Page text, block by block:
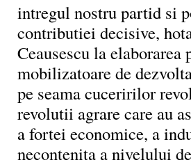
intregul nostru partid si
contributiei decisive,
Ceausescu la
mobilizatoare de
pe seama cuceririlor
revolutii agrare care au
a fortei economice, a
necontenita a nivelului